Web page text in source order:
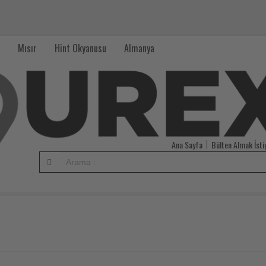
Mısır Hint Okyanusu Almanya
Ana Sayfa Bülten Almak